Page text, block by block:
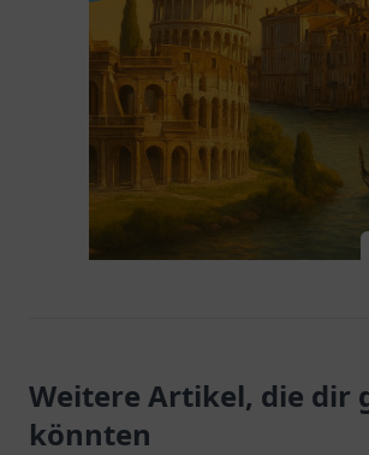
Weitere Artikel, die dir
könnten